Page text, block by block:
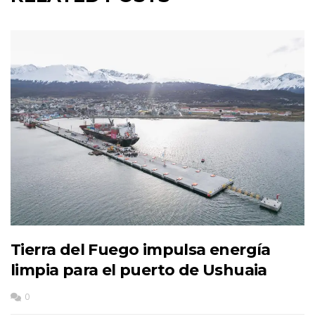
Tierra del Fuego impulsa energía
limpia para el puerto de Ushuaia
0